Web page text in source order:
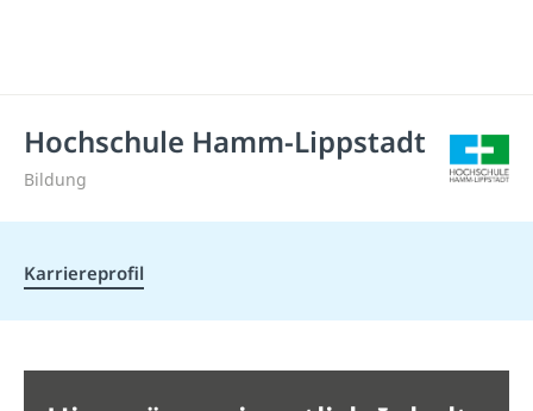
Hochschule Hamm-Lippstadt
Bildung
Karriereprofil